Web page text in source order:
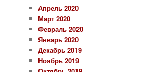
Апрель 2020
Март 2020
Февраль 2020
Январь 2020
Декабрь 2019
Ноябрь 2019